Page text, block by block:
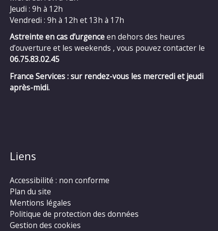
Jeudi : 9h à 12h
Vendredi : 9h à 12h et 13h à 17h
Astreinte en cas d’urgenceen dehors des heures
d’ouverture et les weekends , vous pouvez contacter le
06.75.83.02.45
France Services : sur rendez-vous les mercredi et jeudi
après-midi.
Liens
Accessibilité : non conforme
Plan du site
Mentions légales
Politique de protection des données
Gestion des cookies